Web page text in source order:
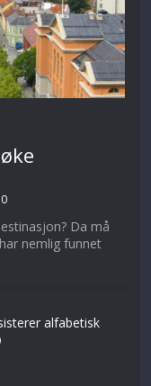
0
Da må
nemlig funnet
alfabetisk